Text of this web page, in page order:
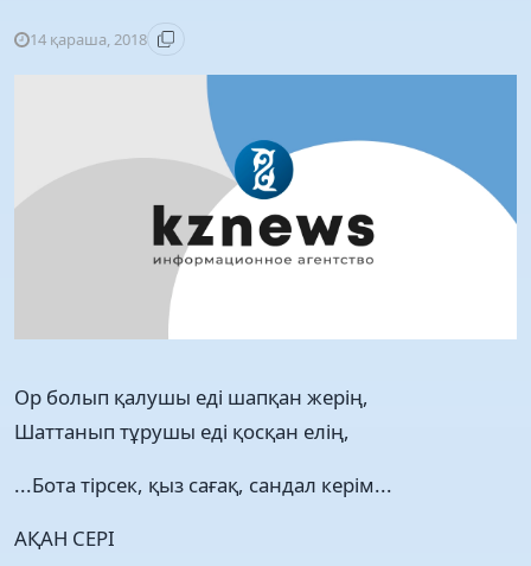
14 қараша, 2018
Оp болып қалушы еді шапқан жерің,
Шаттанып тұрушы еді қосқан елің,
...Бота тірсек, қыз сағақ, сандал керім...
АҚАН СЕРІ